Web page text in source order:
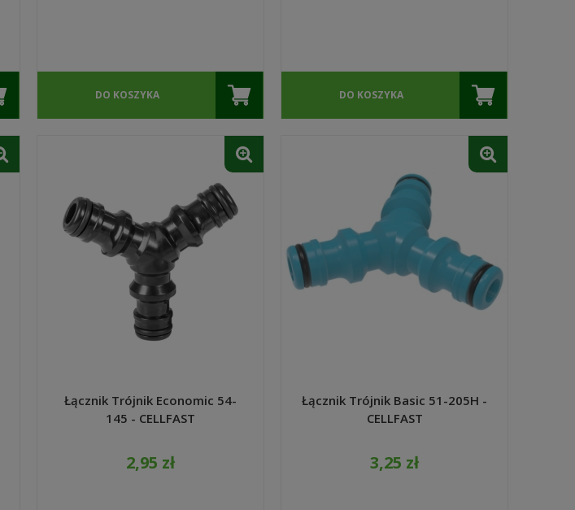
DO KOSZYKA DO KOSZYKA
Łącznik Trójnik Economic 54-
145 - CELLFAST
2,95 zł
Łącznik Trójnik Basic 51-205H -
CELLFAST
3,25 zł